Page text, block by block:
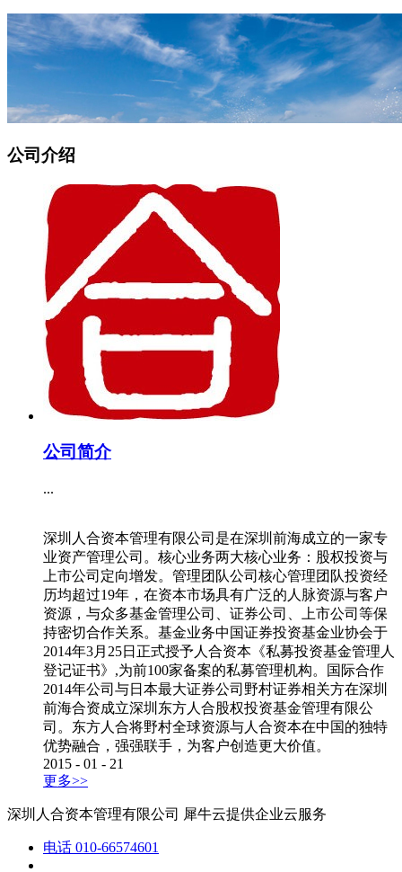
公司介绍
公司简介
...
深圳人合资本管理有限公司是在深圳前海成立的一家专
业资产管理公司。核心业务两大核心业务：股权投资与
上市公司定向增发。管理团队公司核心管理团队投资经
历均超过19年，在资本市场具有广泛的人脉资源与客户
资源，与众多基金管理公司、证券公司、上市公司等保
持密切合作关系。基金业务中国证券投资基金业协会于
2014年3月25日正式授予人合资本《私募投资基金管理人
登记证书》,为前100家备案的私募管理机构。国际合作
2014年公司与日本最大证券公司野村证券相关方在深圳
前海合资成立深圳东方人合股权投资基金管理有限公
司。东方人合将野村全球资源与人合资本在中国的独特
优势融合，强强联手，为客户创造更大价值。
2015 - 01 - 21
更多>>
深圳人合资本管理有限公司 犀牛云提供企业云服务
电话 010-66574601